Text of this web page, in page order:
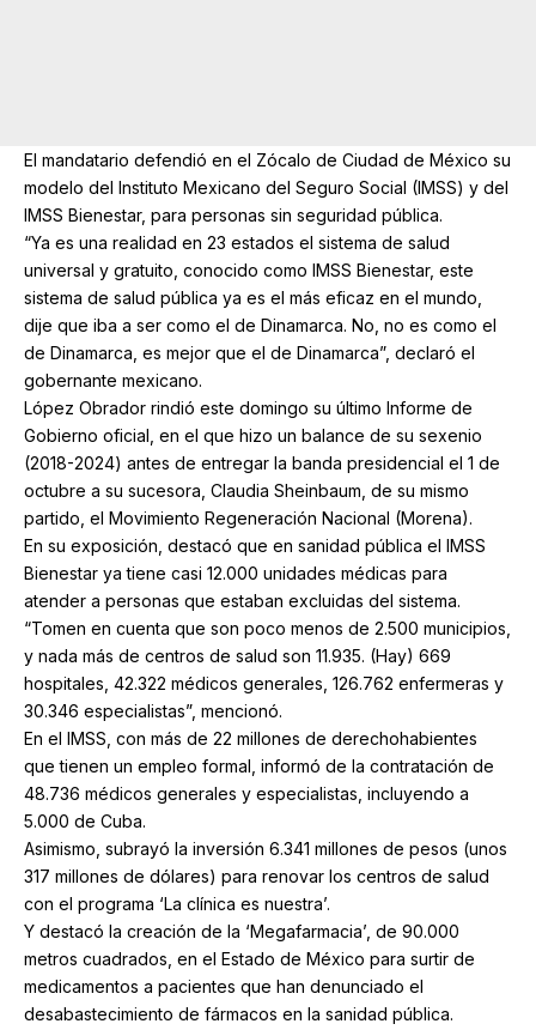
El mandatario defendió en el Zócalo de Ciudad de México su
modelo del Instituto Mexicano del Seguro Social (IMSS) y del
IMSS Bienestar, para personas sin seguridad pública.
“Ya es una realidad en 23 estados el sistema de salud
universal y gratuito, conocido como IMSS Bienestar, este
sistema de salud pública ya es el más eficaz en el mundo,
dije que iba a ser como el de Dinamarca. No, no es como el
de Dinamarca, es mejor que el de Dinamarca”, declaró el
gobernante mexicano.
López Obrador rindió este domingo su último Informe de
Gobierno oficial, en el que hizo un balance de su sexenio
(2018-2024) antes de entregar la banda presidencial el 1 de
octubre a su sucesora, Claudia Sheinbaum, de su mismo
partido, el Movimiento Regeneración Nacional (Morena).
En su exposición, destacó que en sanidad pública el IMSS
Bienestar ya tiene casi 12.000 unidades médicas para
atender a personas que estaban excluidas del sistema.
“Tomen en cuenta que son poco menos de 2.500 municipios,
y nada más de centros de salud son 11.935. (Hay) 669
hospitales, 42.322 médicos generales, 126.762 enfermeras y
30.346 especialistas”, mencionó.
En el IMSS, con más de 22 millones de derechohabientes
que tienen un empleo formal, informó de la contratación de
48.736 médicos generales y especialistas, incluyendo a
5.000 de Cuba.
Asimismo, subrayó la inversión 6.341 millones de pesos (unos
317 millones de dólares) para renovar los centros de salud
con el programa ‘La clínica es nuestra’.
Y destacó la creación de la ‘Megafarmacia’, de 90.000
metros cuadrados, en el Estado de México para surtir de
medicamentos a pacientes que han denunciado el
desabastecimiento de fármacos en la sanidad pública.